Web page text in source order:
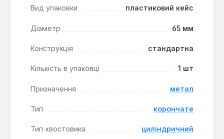
потрібна чистота обробки та довговічність
Вид упаковки пластиковий кейс
Діаметр 65 мм
Конструкція стандартна
Кількість в упаковці 1 шт
Призначення метал
Тип корончате
Тип хвостовика циліндричний